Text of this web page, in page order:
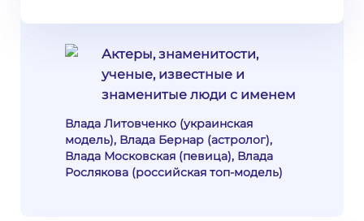
Актеры, знаменитости,
ученые, известные и
знаменитые люди с именем
Влада Литовченко (украинская
модель), Влада Бернар (астролог),
Влада Московская (певица), Влада
Рослякова (российская топ-модель)